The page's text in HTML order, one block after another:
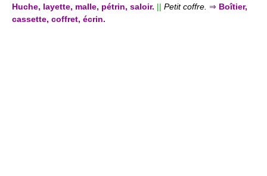
Huche, layette, malle, pétrin, saloir. || Petit coffre. ⇒ Boîtier,
cassette, coffret, écrin.